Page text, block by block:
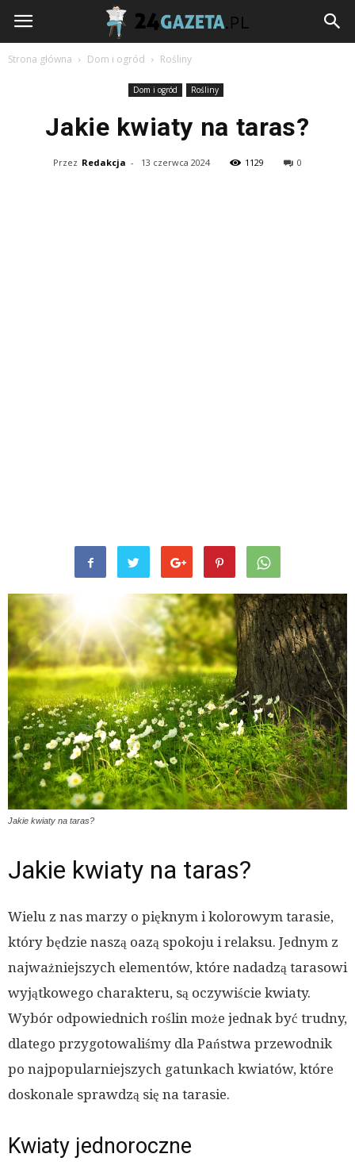
24gazeta.pl
Strona główna Dom i ogród Rośliny
Dom i ogród Rośliny
Jakie kwiaty na taras?
Przez Redakcja - 13 czerwca 2024 1129 0
Jakie kwiaty na taras?
Jakie kwiaty na taras?
Wielu z nas marzy o pięknym i kolorowym tarasie,
który będzie naszą oazą spokoju i relaksu. Jednym z
najważniejszych elementów, które nadadzą tarasowi
wyjątkowego charakteru, są oczywiście kwiaty.
Wybór odpowiednich roślin może jednak być trudny,
dlatego przygotowaliśmy dla Państwa przewodnik
po najpopularniejszych gatunkach kwiatów, które
doskonale sprawdzą się na tarasie.
Kwiaty jednoroczne